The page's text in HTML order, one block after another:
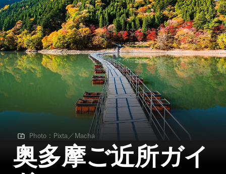
Photo：Pixta／Macha
Photo：Pixta／Macha
奥多摩ご近所ガイ